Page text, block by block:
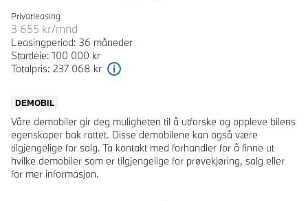
Privatleasing
3 655 kr/mnd
Leasingperiod: 36 måneder
Startleie: 100 000 kr
Totalpris: 237 068 kr
DEMOBIL
Våre demobiler gir deg muligheten til å utforske og oppleve bilens
egenskaper bak rattet. Disse demobilene kan også være
tilgjengelige for salg. Ta kontakt med forhandler for å finne ut
hvilke demobiler som er tilgjengelige for prøvekjøring, salg eller
for mer informasjon.